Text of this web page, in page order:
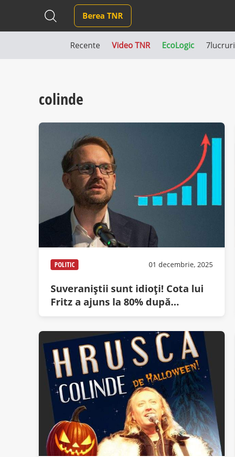
Berea TNR
Recente Video TNR EcoLogic 7lucruri
colinde
POLITIC 01 decembrie, 2025
Suveraniștii sunt idioți! Cota lui
Fritz a ajuns la 80% după
acuzația că a interzis colindele